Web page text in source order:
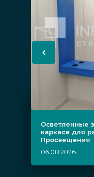
Осветленные
каркасе для
Просвещения
06.08.2026